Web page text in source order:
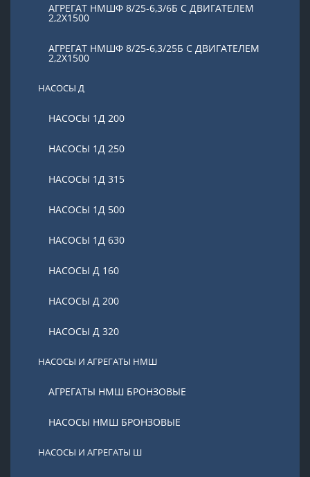
АГРЕГАТ НМШФ 8/25-6,3/6Б С ДВИГАТЕЛЕМ
2,2Х1500
АГРЕГАТ НМШФ 8/25-6,3/25Б С ДВИГАТЕЛЕМ
2,2Х1500
НАСОСЫ Д
НАСОСЫ 1Д 200
НАСОСЫ 1Д 250
НАСОСЫ 1Д 315
НАСОСЫ 1Д 500
НАСОСЫ 1Д 630
НАСОСЫ Д 160
НАСОСЫ Д 200
НАСОСЫ Д 320
НАСОСЫ И АГРЕГАТЫ НМШ
АГРЕГАТЫ НМШ БРОНЗОВЫЕ
НАСОСЫ НМШ БРОНЗОВЫЕ
НАСОСЫ И АГРЕГАТЫ Ш